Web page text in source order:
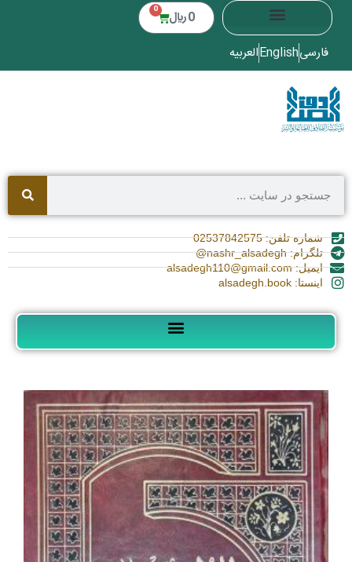
0 ﷼ 0
فارسیEnglishالعربیه
شماره تلفن: 02537842575
تلگرام: nashr_alsadegh@
ایمیل: alsadegh110@gmail.com
اینستا: alsadegh.book